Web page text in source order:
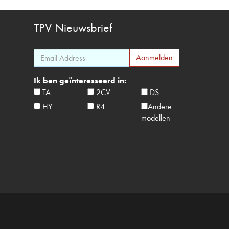
TPV Nieuwsbrief
Ik ben geïnteresseerd in:
TA
2CV
DS
HY
R4
Andere
modellen